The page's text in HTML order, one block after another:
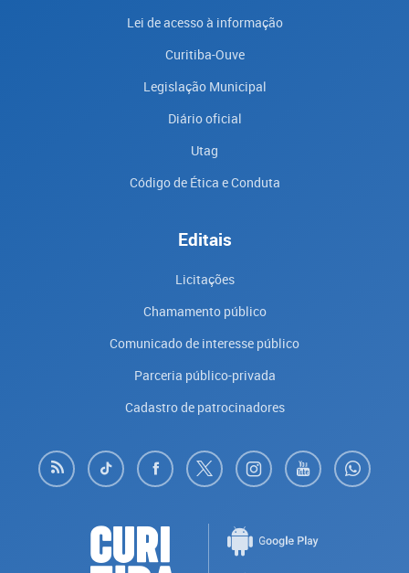
Lei de acesso à informação
Curitiba-Ouve
Legislação Municipal
Diário oficial
Utag
Código de Ética e Conduta
Editais
Licitações
Chamamento público
Comunicado de interesse público
Parceria público-privada
Cadastro de patrocinadores